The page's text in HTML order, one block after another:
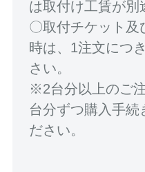
は取付け工賃が別
〇取付チケット及
時は、1注文につ
さい。
※2台分以上のご
台分ずつ購入手続
ださい。